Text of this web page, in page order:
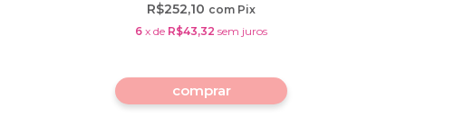
R$252,10 com Pix
6 x de R$43,32 sem juros